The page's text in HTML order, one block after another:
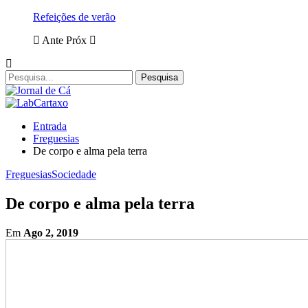
Refeições de verão
Ante Próx
Entrada
Freguesias
De corpo e alma pela terra
FreguesiasSociedade
De corpo e alma pela terra
Em Ago 2, 2019